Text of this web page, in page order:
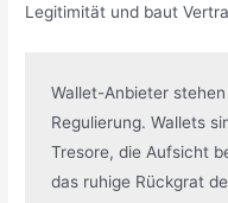
Legitimität und baut
Wallet-Anbieter
Regulierung. Wallets
Tresore, die Aufsicht
das ruhige Rückgrat